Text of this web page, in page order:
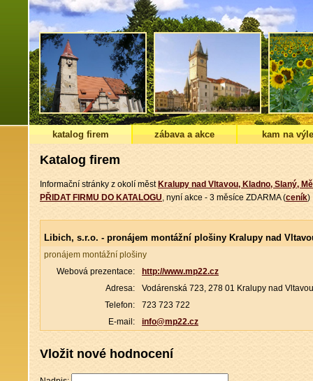
katalog firem zábava a akce kam na
Katalog firem
Informační stránky z okolí měst Kralupy nad Vltavou, Kladno, Slaný,
PŘIDAT FIRMU DO KATALOGU, nyní akce - 3 měsíce ZDARMA (ceník)
Libich, s.r.o. - pronájem montážní plošiny Kralupy nad
pronájem montážní plošiny
Webová prezentace:
http://www.mp22.cz
Adresa:
Vodárenská 723, 278 01 Kralupy nad
Telefon:
723 723 722
E-mail:
info@mp22.cz
Vložit nové hodnocení